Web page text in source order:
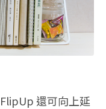
還可向上延